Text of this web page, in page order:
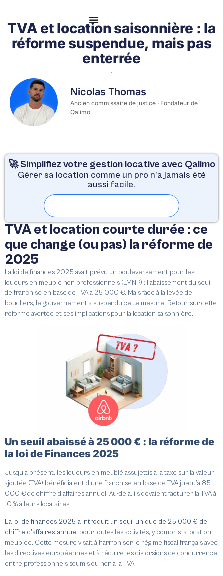
TVA et location saisonnière : la
réforme suspendue, mais pas
enterrée
Nicolas Thomas
Ancien commissaire de justice · Fondateur de
Qalimo
🚀 Simplifiez votre gestion locative avec Qalimo
Gérer sa location comme un pro n’a jamais été
aussi facile.
TVA et location courte durée : ce
que change (ou pas) la réforme de
2025
La loi de finances 2025 avait prévu un bouleversement pour les
loueurs en meublé non professionnels (LMNP) : l’abaissement du seuil
de franchise en base de TVA à 25 000 €. Mais face à la levée de
boucliers, le gouvernement a suspendu cette mesure. Retour sur cette
réforme avortée et ses implications pour la location saisonnière.
Un seuil abaissé à 25 000 € : la réforme de
la loi de Finances 2025
Jusqu’à présent, les loueurs en meublé assujettis à la taxe sur la valeur
ajoutée (TVA) bénéficiaient d’une franchise en base de TVA jusqu’à 85
000 € de chiffre d’affaires annuel. Au-delà, ils devaient facturer la TVA à
10 % à leurs locataires.
La loi de finances 2025 a introduit un seuil unique de 25 000 € de
chiffre d’affaires annuel pour toutes les activités, y compris la location
meublée. Cette mesure visait à harmoniser le régime fiscal français avec
les directives européennes et à réduire les distorsions de concurrence
entre professionnels soumis ou non à la TVA.